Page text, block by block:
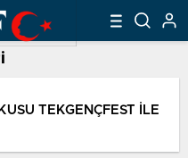
TEKGENÇFEST İLE